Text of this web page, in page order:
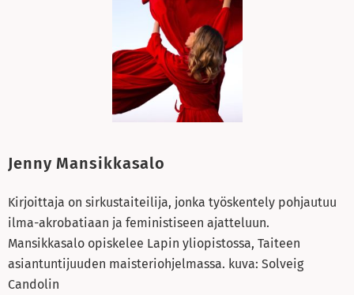
Jenny Mansikkasalo
Kirjoittaja on sirkustaiteilija, jonka työskentely pohjautuu
ilma-akrobatiaan ja feministiseen ajatteluun.
Mansikkasalo opiskelee Lapin yliopistossa, Taiteen
asiantuntijuuden maisteriohjelmassa. kuva: Solveig
Candolin